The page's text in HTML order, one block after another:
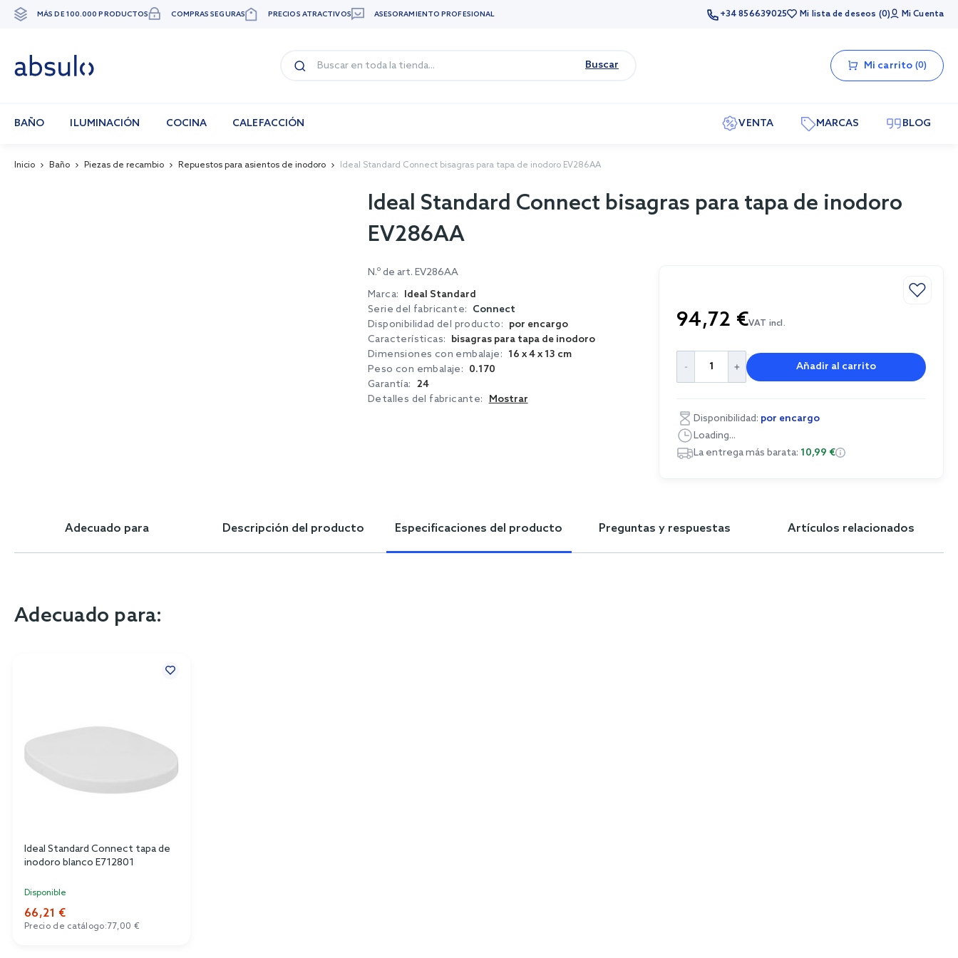
Ir
MÁS DE 100.000 PRODUCTOS COMPRAS SEGURAS PRECIOS ATRACTIVOS ASESORAMIENTO PROFESIONAL +34 856639025 Mi lista de deseos 0 Mi Cuenta
Buscar Mi carrito 0
BAÑO ILUMINACIÓN COCINA CALEFACCIÓN VENTA MARCAS BLOG
Inicio Baño Piezas de recambio Repuestos para asientos de inodoro Ideal Standard Connect bisagras para tapa de inodoro EV286AA
Ideal Standard Connect bisagras para tapa de inodoro
EV286AA
N.º de art. EV286AA
Marca: Ideal Standard
Serie del fabricante: Connect
Disponibilidad del producto: por encargo
Características: bisagras para tapa de inodoro
Dimensiones con embalaje: 16 x 4 x 13 cm
Peso con embalaje: 0.170
Garantía: 24
Detalles del fabricante:
Mostrar
94,72 €VAT incl.
Añadir al carrito
Disponibilidad: por encargo
Loading...
La entrega más barata: 10,99 €
Adecuado para Descripción del producto Especificaciones del producto Preguntas y respuestas Artículos relacionados
Adecuado para:
Ideal Standard Connect tapa de
inodoro blanco E712801
Disponible
66,21 €
Precio de catálogo: 77,00 €